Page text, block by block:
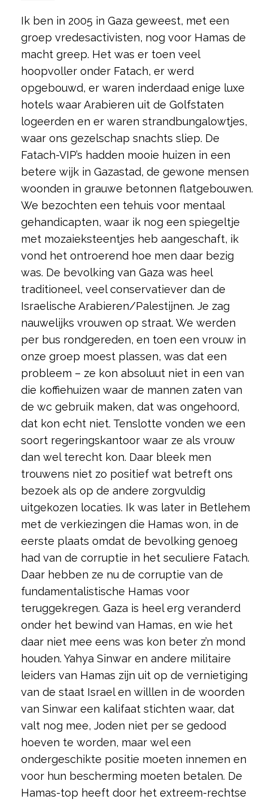
Ik ben in 2005 in Gaza geweest, met een
groep vredesactivisten, nog voor Hamas de
macht greep. Het was er toen veel
hoopvoller onder Fatach, er werd
opgebouwd, er waren inderdaad enige luxe
hotels waar Arabieren uit de Golfstaten
logeerden en er waren strandbungalowtjes,
waar ons gezelschap snachts sliep. De
Fatach-VIP’s hadden mooie huizen in een
betere wijk in Gazastad, de gewone mensen
woonden in grauwe betonnen flatgebouwen.
We bezochten een tehuis voor mentaal
gehandicapten, waar ik nog een spiegeltje
met mozaieksteentjes heb aangeschaft, ik
vond het ontroerend hoe men daar bezig
was. De bevolking van Gaza was heel
traditioneel, veel conservatiever dan de
Israelische Arabieren/Palestijnen. Je zag
nauwelijks vrouwen op straat. We werden
per bus rondgereden, en toen een vrouw in
onze groep moest plassen, was dat een
probleem – ze kon absoluut niet in een van
die koffiehuizen waar de mannen zaten van
de wc gebruik maken, dat was ongehoord,
dat kon echt niet. Tenslotte vonden we een
soort regeringskantoor waar ze als vrouw
dan wel terecht kon. Daar bleek men
trouwens niet zo positief wat betreft ons
bezoek als op de andere zorgvuldig
uitgekozen locaties. Ik was later in Betlehem
met de verkiezingen die Hamas won, in de
eerste plaats omdat de bevolking genoeg
had van de corruptie in het seculiere Fatach.
Daar hebben ze nu de corruptie van de
fundamentalistische Hamas voor
teruggekregen. Gaza is heel erg veranderd
onder het bewind van Hamas, en wie het
daar niet mee eens was kon beter z’n mond
houden. Yahya Sinwar en andere militaire
leiders van Hamas zijn uit op de vernietiging
van de staat Israel en willlen in de woorden
van Sinwar een kalifaat stichten waar, dat
valt nog mee, Joden niet per se gedood
hoeven te worden, maar wel een
ondergeschikte positie moeten innemen en
voor hun bescherming moeten betalen. De
Hamas-top heeft door het extreem-rechtse